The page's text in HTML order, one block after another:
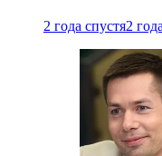
2 года спустя2